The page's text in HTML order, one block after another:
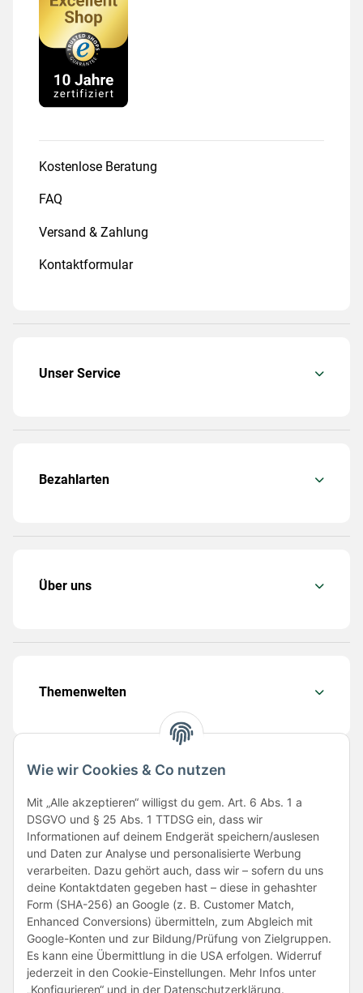
Wie wir Cookies & Co nutzen
Mit „Alle akzeptieren“ willigst du gem. Art. 6 Abs. 1 a
DSGVO und § 25 Abs. 1 TTDSG ein, dass wir
Informationen auf deinem Endgerät speichern/auslesen
und Daten zur Analyse und personalisierte Werbung
verarbeiten. Dazu gehört auch, dass wir – sofern du uns
deine Kontaktdaten gegeben hast – diese in gehashter
Form (SHA-256) an Google (z. B. Customer Match,
Enhanced Conversions) übermitteln, zum Abgleich mit
Google-Konten und zur Bildung/Prüfung von Zielgruppen.
Es kann eine Übermittlung in die USA erfolgen. Widerruf
jederzeit in den Cookie-Einstellungen. Mehr Infos unter
„Konfigurieren“ und in der Datenschutzerklärung.
Kostenlose Beratung
FAQ
Versand & Zahlung
Kontaktformular
Unser Service
Bezahlarten
Über uns
Themenwelten
Folge uns
Unsere Partner